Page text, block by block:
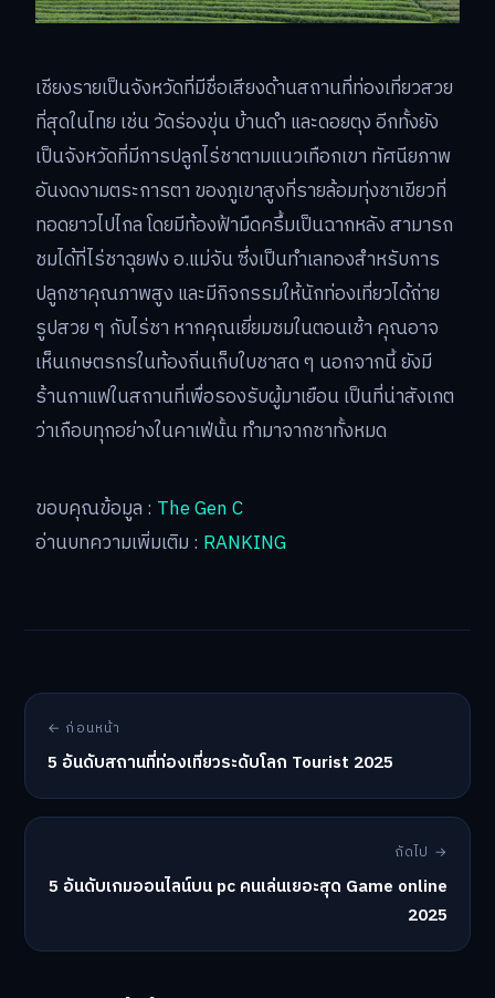
เชียงรายเป็นจังหวัดที่มีชื่อเสียงด้านสถานที่ท่องเที่ยวสวย
ที่สุดในไทย เช่น วัดร่องขุ่น บ้านดำ และดอยตุง อีกทั้งยัง
เป็นจังหวัดที่มีการปลูกไร่ชาตามแนวเทือกเขา ทัศนียภาพ
อันงดงามตระการตา ของภูเขาสูงที่รายล้อมทุ่งชาเขียวที่
ทอดยาวไปไกล โดยมีท้องฟ้ามืดครึ้มเป็นฉากหลัง สามารถ
ชมได้ที่ไร่ชาฉุยฟง อ.แม่จัน ซึ่งเป็นทำเลทองสำหรับการ
ปลูกชาคุณภาพสูง และมีกิจกรรมให้นักท่องเที่ยวได้ถ่าย
รูปสวย ๆ กับไร่ชา หากคุณเยี่ยมชมในตอนเช้า คุณอาจ
เห็นเกษตรกรในท้องถิ่นเก็บใบชาสด ๆ นอกจากนี้ ยังมี
ร้านกาแฟในสถานที่เพื่อรองรับผู้มาเยือน เป็นที่น่าสังเกต
ว่าเกือบทุกอย่างในคาเฟ่นั้น ทำมาจากชาทั้งหมด
ขอบคุณข้อมูล : The Gen C
อ่านบทความเพิ่มเติม : RANKING
← ก่อนหน้า
5 อันดับสถานที่ท่องเที่ยวระดับโลก Tourist 2025
ถัดไป →
5 อันดับเกมออนไลน์บน pc คนเล่นเยอะสุด Game online
2025